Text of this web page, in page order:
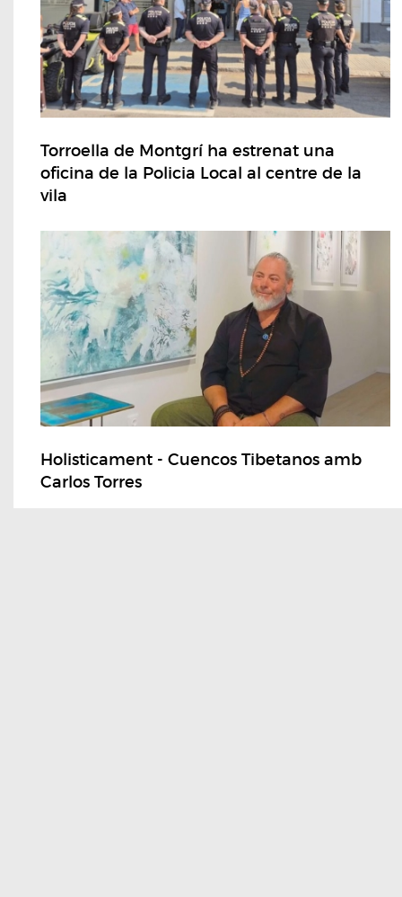
Torroella de Montgrí ha estrenat una
oficina de la Policia Local al centre de la
vila
Holisticament - Cuencos Tibetanos amb
Carlos Torres